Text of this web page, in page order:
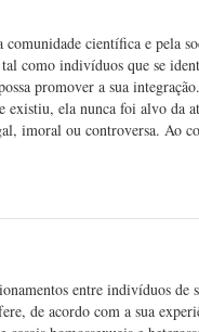
científica e pela
como indivíduos que se
promover a sua
existiu, ela nunca foi alvo da
imoral ou controversa. Ao
entre indivíduos de
de acordo com a sua